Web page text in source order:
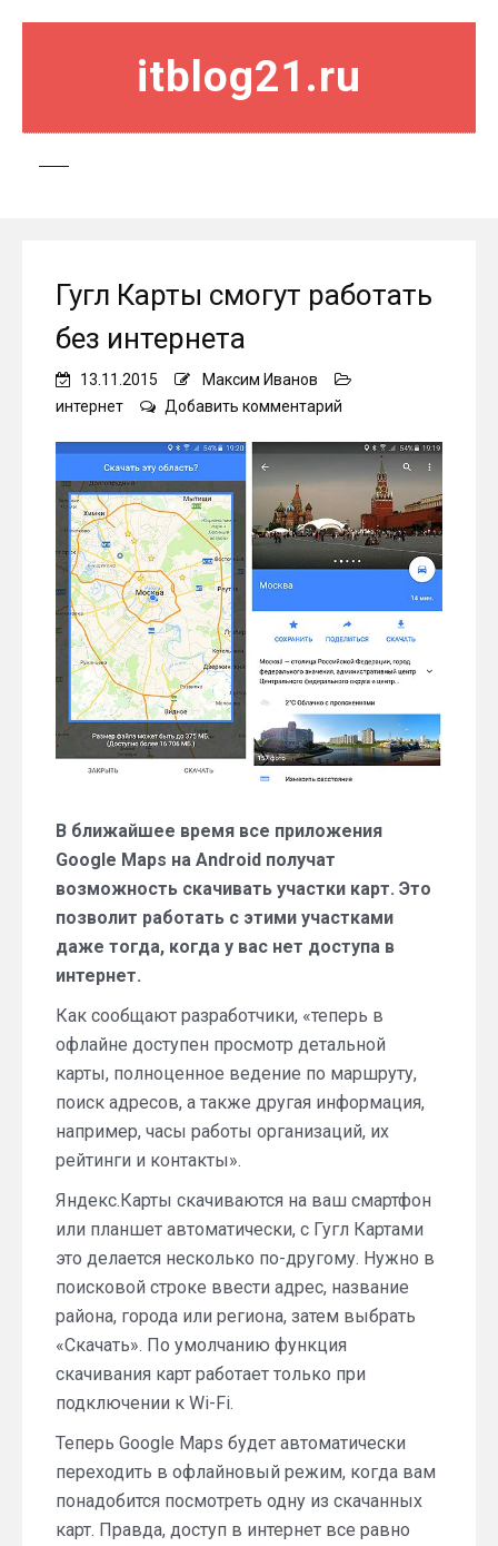
itblog21.ru
Гугл Карты смогут работать
без интернета
13.11.2015
Максим Иванов
интернет
Добавить комментарий
Карты
смогут
работать
без
интернета
В ближайшее время все приложения
Google Maps на Android получат
возможность скачивать участки карт. Это
позволит работать с этими участками
даже тогда, когда у вас нет доступа в
интернет.
Как сообщают разработчики, «теперь в
офлайне доступен просмотр детальной
карты, полноценное ведение по маршруту,
поиск адресов, а также другая информация,
например, часы работы организаций, их
рейтинги и контакты».
Яндекс.Карты скачиваются на ваш смартфон
или планшет автоматически, с Гугл Картами
это делается несколько по-другому. Нужно в
поисковой строке ввести адрес, название
района, города или региона, затем выбрать
«Скачать». По умолчанию функция
скачивания карт работает только при
подключении к Wi-Fi.
Теперь Google Maps будет автоматически
переходить в офлайновый режим, когда вам
понадобится посмотреть одну из скачанных
карт. Правда, доступ в интернет все равно